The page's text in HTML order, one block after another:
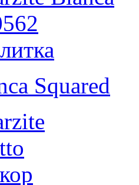
Squared